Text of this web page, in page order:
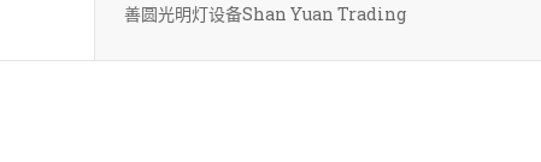
善圆光明灯设备Shan Yuan Trading